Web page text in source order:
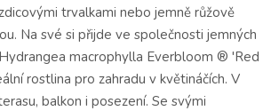
trvalkami nebo jemně růžově
Na své si přijde ve společnosti jemných
macrophylla Everbloom ® 'Red
rostlina pro zahradu v květináčích. V
balkon i posezení. Se svými